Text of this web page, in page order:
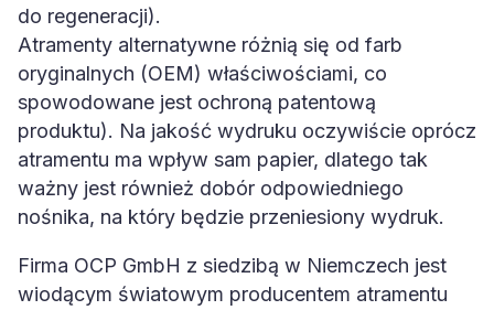
do regeneracji).
Atramenty alternatywne różnią się od farb
oryginalnych (OEM) właściwościami, co
spowodowane jest ochroną patentową
produktu). Na jakość wydruku oczywiście oprócz
atramentu ma wpływ sam papier, dlatego tak
ważny jest również dobór odpowiedniego
nośnika, na który będzie przeniesiony wydruk.
Firma OCP GmbH z siedzibą w Niemczech jest
wiodącym światowym producentem atramentu